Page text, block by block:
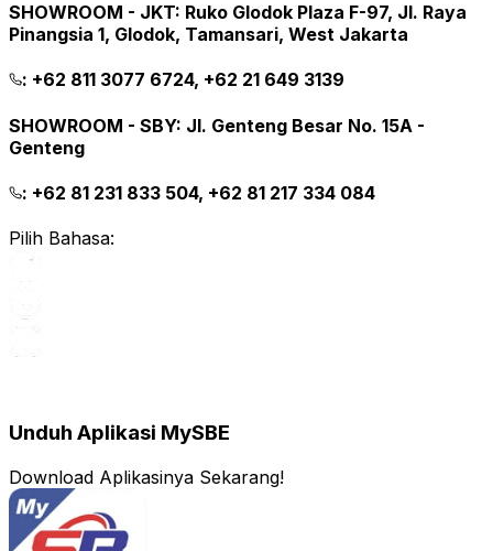
SHOWROOM - JKT: Ruko Glodok Plaza F-97, Jl. Raya
Pinangsia 1, Glodok, Tamansari, West Jakarta
: +62 811 3077 6724, +62 21 649 3139
SHOWROOM - SBY: Jl. Genteng Besar No. 15A -
Genteng
: +62 81 231 833 504, +62 81 217 334 084
Pilih Bahasa:
Unduh Aplikasi MySBE
Download Aplikasinya Sekarang!